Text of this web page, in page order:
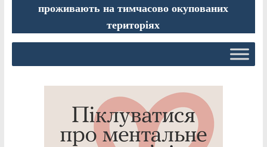
проживають на тимчасово окупованих
територіях